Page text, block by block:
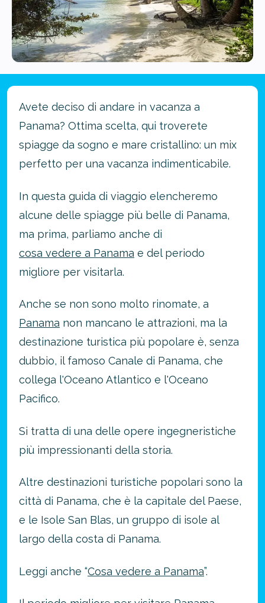
Avete deciso di andare in vacanza a
Panama? Ottima scelta, qui troverete
spiagge da sogno e mare cristallino: un mix
perfetto per una vacanza indimenticabile.
In questa guida di viaggio elencheremo
alcune delle spiagge più belle di Panama,
ma prima, parliamo anche di
cosa vedere a Panama e del periodo
migliore per visitarla.
Anche se non sono molto rinomate, a
Panama non mancano le attrazioni, ma la
destinazione turistica più popolare è, senza
dubbio, il famoso Canale di Panama, che
collega l'Oceano Atlantico e l'Oceano
Pacifico.
Si tratta di una delle opere ingegneristiche
più impressionanti della storia.
Altre destinazioni turistiche popolari sono la
città di Panama, che è la capitale del Paese,
e le Isole San Blas, un gruppo di isole al
largo della costa di Panama.
Leggi anche “Cosa vedere a Panama”.